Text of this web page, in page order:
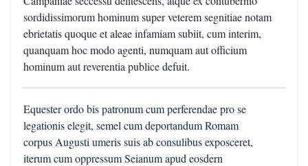
sordidissimorum hominum super veterem segnitiae notam
ebrietatis quoque et aleae infamiam subiit, cum interim,
quanquam hoc modo agenti, numquam aut officium
hominum aut reverentia publice defuit.
Equester ordo bis patronum cum perferendae pro se
legationis elegit, semel cum deportandum Romam
corpus Augusti umeris suis ab consulibus exposceret,
iterum cum oppressum Seianum apud eosdern